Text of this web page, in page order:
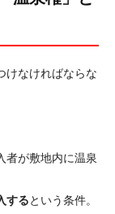
けなければならな
者が敷地内に温泉
するという条件。